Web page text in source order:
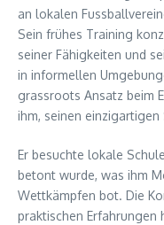
an lokalen
Sein frühes Training
seiner Fähigkeiten und
in informellen
grassroots Ansatz beim
ihm, seinen
Er besuchte lokale
betont wurde, was ihm
Wettkämpfen bot. Die
praktischen Erfahrungen